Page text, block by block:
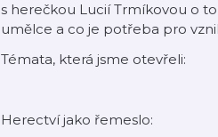
s herečkou Lucií Trmíkovou o
umělce a co je potřeba pro
Témata, která jsme otevřeli:
Herectví jako řemeslo: